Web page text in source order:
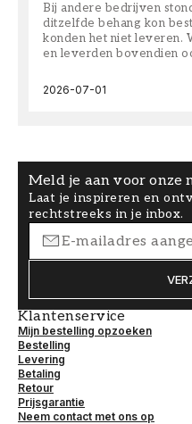
Bij andere bedrijven
ditzelfde behang kon
konden het niet leveren.
en leverden bovendien
2026-07-01
Meld je aan voor onze
Laat je inspireren en
rechtstreeks in je inbox.
Klantenservice
Mijn bestelling opzoeken
Bestelling
Levering
Betaling
Retour
Prijsgarantie
Neem contact met ons op